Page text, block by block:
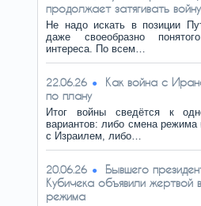
продолжает затягивать войну
Не надо искать в позиции
даже своеобразно
интереса. По всем…
22.06.26
Как война с
по плану
Итог войны сведётся к
вариантов: либо смена
с Израилем, либо…
20.06.26
Бывшего
Кубичека объявили жертвой
режима